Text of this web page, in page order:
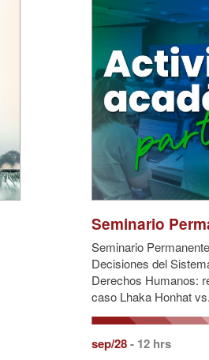
Seminario
Seminario
Decisiones del
Derechos Humanos:
caso Lhaka Honhat
sep/28- 12 hrs